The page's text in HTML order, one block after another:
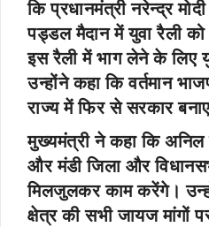
कि प्रधानमंत्री नरेन्द्र
पड्डल मैदान में युवा रैली
इस रैली में भाग लेने के लिए
उन्होंने कहा कि वर्तमान
राज्य में फिर से सरकार
मुख्यमंत्री ने कहा कि अनिल
और मंडी जिला और
मिलजुलकर काम करेंगे।
क्षेत्र की सभी जायज मांगों